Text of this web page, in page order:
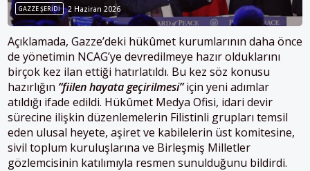
GAZZE ŞERIDI 2 Haziran 2026
Açıklamada, Gazze’deki hükûmet kurumlarının daha önce
de yönetimin NCAG’ye devredilmeye hazır olduklarını
birçok kez ilan ettiği hatırlatıldı. Bu kez söz konusu
hazırlığın “fiilen hayata geçirilmesi”için yeni adımlar
atıldığı ifade edildi. Hükûmet Medya Ofisi, idari devir
sürecine ilişkin düzenlemelerin Filistinli grupları temsil
eden ulusal heyete, aşiret ve kabilelerin üst komitesine,
sivil toplum kuruluşlarına ve Birleşmiş Milletler
gözlemcisinin katılımıyla resmen sunulduğunu bildirdi.